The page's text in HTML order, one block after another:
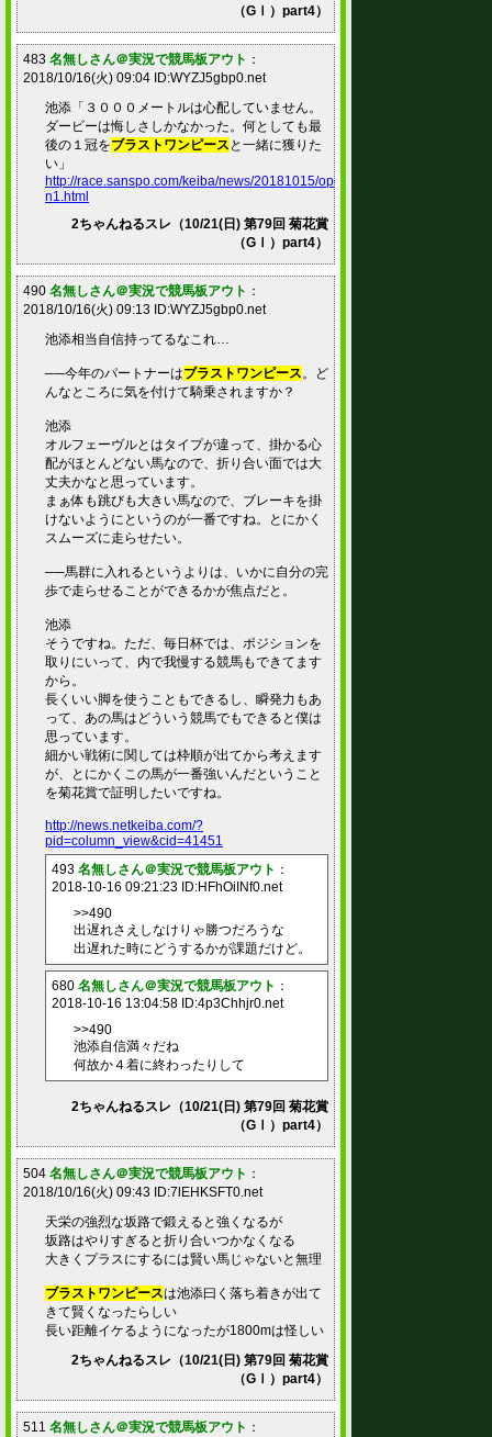
（GⅠ）part4）
483 名無しさん＠実況で競馬板アウト ：
2018/10/16(火) 09:04 ID:WYZJ5gbp0.net
池添「３０００メートルは心配していません。
ダービーは悔しさしかなかった。何としても最
後の１冠をブラストワンピース と一緒に獲りた
い」
http://race.sanspo.com/keiba/news/20181015/ope18101511450009-
n1.html
2ちゃんねるスレ（10/21(日) 第79回 菊花賞
（GⅠ）part4）
490 名無しさん＠実況で競馬板アウト ：
2018/10/16(火) 09:13 ID:WYZJ5gbp0.net
池添相当自信持ってるなこれ…
──今年のパートナーはブラストワンピース。ど
んなところに気を付けて騎乗されますか？
池添
オルフェーヴルとはタイプが違って、掛かる心
配がほとんどない馬なので、折り合い面では大
丈夫かなと思っています。
まぁ体も跳びも大きい馬なので、ブレーキを掛
けないようにというのが一番ですね。とにかく
スムーズに走らせたい。
──馬群に入れるというよりは、いかに自分の完
歩で走らせることができるかが焦点だと。
池添
そうですね。ただ、毎日杯では、ポジションを
取りにいって、内で我慢する競馬もできてます
から。
長くいい脚を使うこともできるし、瞬発力もあ
って、あの馬はどういう競馬でもできると僕は
思っています。
細かい戦術に関しては枠順が出てから考えます
が、とにかくこの馬が一番強いんだということ
を菊花賞で証明したいですね。
http://news.netkeiba.com/?
pid=column_view&cid=41451
493 名無しさん＠実況で競馬板アウト ：
2018-10-16 09:21:23 ID:HFhOiINf0.net
>>490
出遅れさえしなけりゃ勝つだろうな
出遅れた時にどうするかが課題だけど。
680 名無しさん＠実況で競馬板アウト ：
2018-10-16 13:04:58 ID:4p3Chhjr0.net
>>490
池添自信満々だね
何故か４着に終わったりして
2ちゃんねるスレ（10/21(日) 第79回 菊花賞
（GⅠ）part4）
504 名無しさん＠実況で競馬板アウト ：
2018/10/16(火) 09:43 ID:7lEHKSFT0.net
天栄の強烈な坂路で鍛えると強くなるが
坂路はやりすぎると折り合いつかなくなる
大きくプラスにするには賢い馬じゃないと無理
ブラストワンピースは池添曰く落ち着きが出て
きて賢くなったらしい
長い距離イケるようになったが1800mは怪しい
2ちゃんねるスレ（10/21(日) 第79回 菊花賞
（GⅠ）part4）
511 名無しさん＠実況で競馬板アウト ：